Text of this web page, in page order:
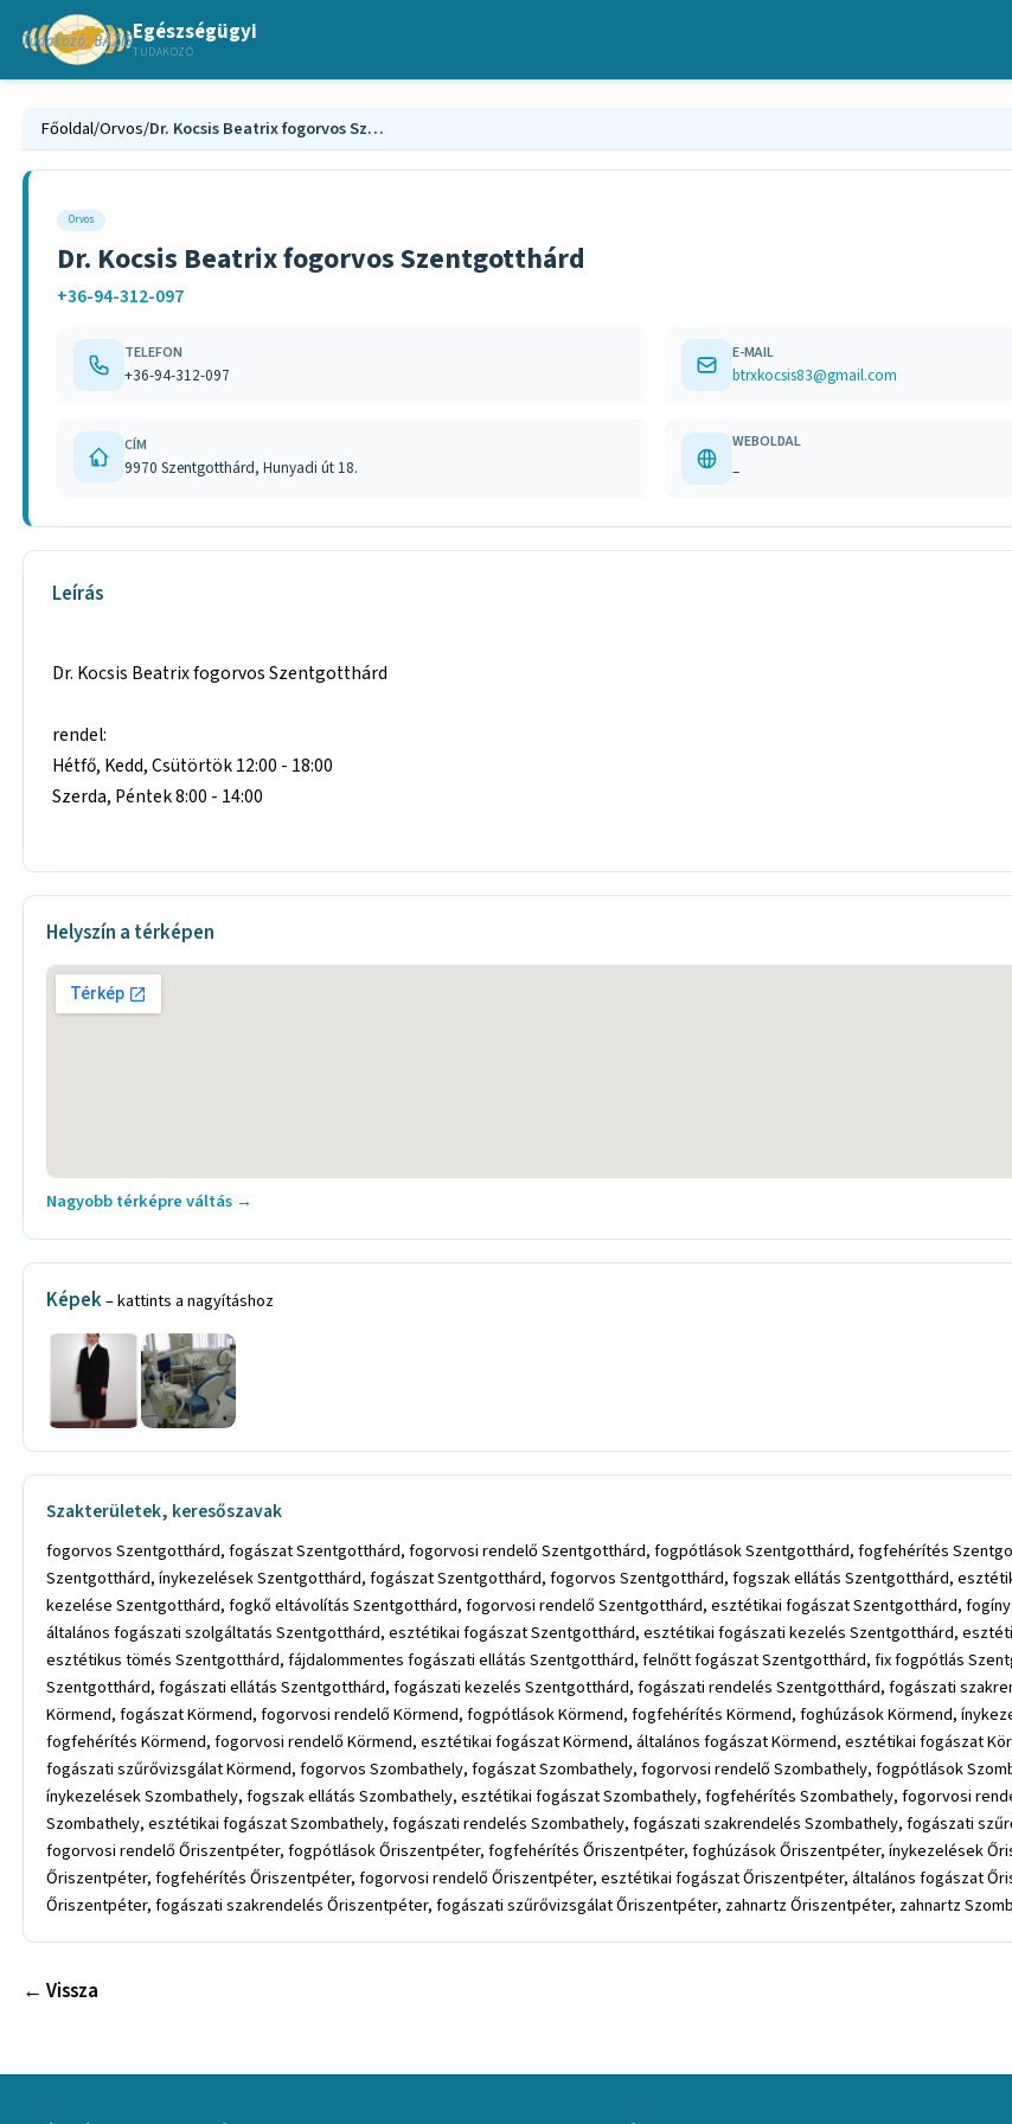
Egészségügyi
TUDAKOZÓ
Főoldal/Orvos/ Dr. Kocsis Beatrix fogorvos Szentgotthárd
Orvos
Dr. Kocsis Beatrix fogorvos Szentgotthárd
+36-94-312-097
TELEFON
+36-94-312-097
E-MAIL
btrxkocsis83@gmail.com
CÍM
9970 Szentgotthárd, Hunyadi út 18.
WEBOLDAL
–
Leírás
Dr. Kocsis Beatrix fogorvos Szentgotthárd
rendel:
Hétfő, Kedd, Csütörtök 12:00 - 18:00
Szerda, Péntek 8:00 - 14:00
Helyszín a térképen
Nagyobb térképre váltás →
Képek– kattints a nagyításhoz
Szakterületek, keresőszavak
fogorvos Szentgotthárd, fogászat Szentgotthárd, fogorvosi rendelő Szentgotthárd, fogpótlások Szentgotthárd, fogfehérítés
Szentgotthárd, ínykezelések Szentgotthárd, fogászat Szentgotthárd, fogorvos Szentgotthárd, fogszak ellátás Szentgotthárd,
kezelése Szentgotthárd, fogkő eltávolítás Szentgotthárd, fogorvosi rendelő Szentgotthárd, esztétikai fogászat Szentgotthárd,
általános fogászati szolgáltatás Szentgotthárd, esztétikai fogászat Szentgotthárd, esztétikai fogászati kezelés Szentgotthárd,
esztétikus tömés Szentgotthárd, fájdalommentes fogászati ellátás Szentgotthárd, felnőtt fogászat Szentgotthárd, fix fogpótlás
Szentgotthárd, fogászati ellátás Szentgotthárd, fogászati kezelés Szentgotthárd, fogászati rendelés Szentgotthárd, fogászati
Körmend, fogászat Körmend, fogorvosi rendelő Körmend, fogpótlások Körmend, fogfehérítés Körmend, foghúzások Körmend,
fogfehérítés Körmend, fogorvosi rendelő Körmend, esztétikai fogászat Körmend, általános fogászat Körmend, esztétikai fogászat
fogászati szűrővizsgálat Körmend, fogorvos Szombathely, fogászat Szombathely, fogorvosi rendelő Szombathely, fogpótlások
ínykezelések Szombathely, fogszak ellátás Szombathely, esztétikai fogászat Szombathely, fogfehérítés Szombathely, fogorvosi
Szombathely, esztétikai fogászat Szombathely, fogászati rendelés Szombathely, fogászati szakrendelés Szombathely, fogászati
fogorvosi rendelő Őriszentpéter, fogpótlások Őriszentpéter, fogfehérítés Őriszentpéter, foghúzások Őriszentpéter, ínykezelések
Őriszentpéter, fogfehérítés Őriszentpéter, fogorvosi rendelő Őriszentpéter, esztétikai fogászat Őriszentpéter, általános fogászat
Őriszentpéter, fogászati szakrendelés Őriszentpéter, fogászati szűrővizsgálat Őriszentpéter, zahnartz Őriszentpéter, zahnartz
← Vissza